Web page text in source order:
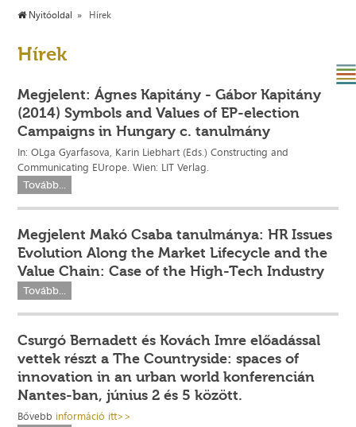
Nyitóoldal Hírek
Hírek
Megjelent: Ágnes Kapitány - Gábor Kapitány
(2014) Symbols and Values of EP-election
Campaigns in Hungary c. tanulmány
In: OLga Gyarfasova, Karin Liebhart (Eds.) Constructing and
Communicating EUrope. Wien: LIT Verlag.
Tovább...
Megjelent Makó Csaba tanulmánya: HR Issues
Evolution Along the Market Lifecycle and the
Value Chain: Case of the High-Tech Industry
Tovább...
Csurgó Bernadett és Kovách Imre előadással
vettek részt a The Countryside: spaces of
innovation in an urban world konferencián
Nantes-ban, június 2 és 5 között.
Bővebb információ itt>>